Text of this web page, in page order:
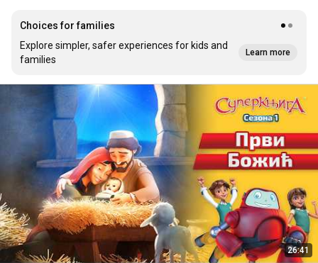
Choices for families
Explore simpler, safer experiences for kids and
families
Learn more
26:41